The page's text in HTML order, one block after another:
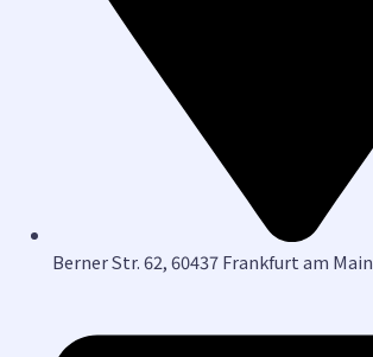
Berner Str. 62, 60437 Frankfurt am Main